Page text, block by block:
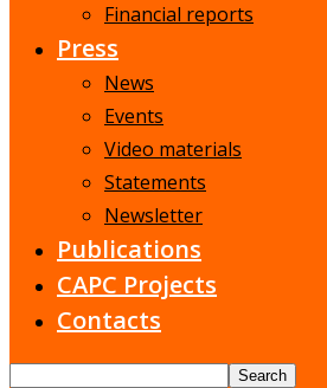
Financial reports
Press
News
Events
Video materials
Statements
Newsletter
Publications
CAPC Projects
Contacts